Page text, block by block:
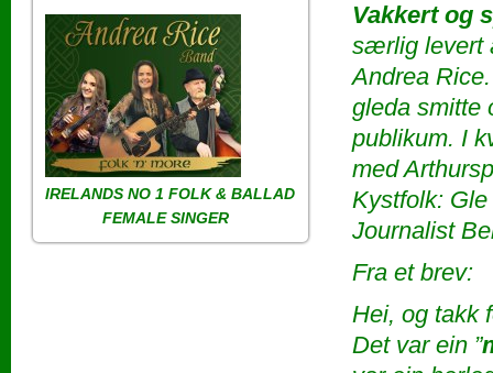
IRELANDS NO 1 FOLK & BALLAD
FEMALE SINGER
Vakkert og
særlig levert
Andrea
gleda smitte
publikum. I
med
Kystfolk:
Journalist
Fra et brev:
Hei, og takk
Det var ein ”